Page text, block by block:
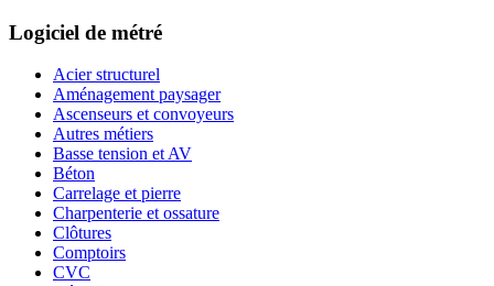
Logiciel de métré
Acier structurel
Aménagement paysager
Ascenseurs et convoyeurs
Autres métiers
Basse tension et AV
Béton
Carrelage et pierre
Charpenterie et ossature
Clôtures
Comptoirs
CVC